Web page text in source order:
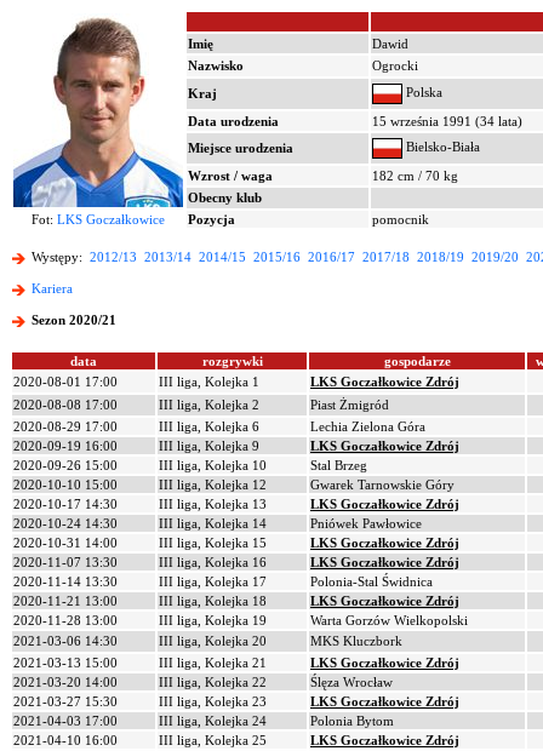
Imię
Dawid
Nazwisko
Ogrocki
Kraj
Polska
Data urodzenia
15 września 1991 (34 lata)
Miejsce urodzenia
Bielsko-Biała
Wzrost / waga
182 cm / 70 kg
Obecny klub
Fot: LKS Goczałkowice Pozycja pomocnik
Występy: 2012/13 2013/14 2014/15 2015/16 2016/17 2017/18 2018/19 2019/20
Kariera
Sezon 2020/21
data rozgrywki gospodarze
2020-08-01 17:00
III liga, Kolejka 1
LKS Goczałkowice Zdrój
2020-08-08 17:00
III liga, Kolejka 2
Piast Żmigród
2020-08-29 17:00
III liga, Kolejka 6
Lechia Zielona Góra
2020-09-19 16:00
III liga, Kolejka 9
LKS Goczałkowice Zdrój
2020-09-26 15:00
III liga, Kolejka 10
Stal Brzeg
2020-10-10 15:00
III liga, Kolejka 12
Gwarek Tarnowskie Góry
2020-10-17 14:30
III liga, Kolejka 13
LKS Goczałkowice Zdrój
2020-10-24 14:30
III liga, Kolejka 14
Pniówek Pawłowice
2020-10-31 14:00
III liga, Kolejka 15
LKS Goczałkowice Zdrój
2020-11-07 13:30
III liga, Kolejka 16
LKS Goczałkowice Zdrój
2020-11-14 13:30
III liga, Kolejka 17
Polonia-Stal Świdnica
2020-11-21 13:00
III liga, Kolejka 18
LKS Goczałkowice Zdrój
2020-11-28 13:00
III liga, Kolejka 19
Warta Gorzów Wielkopolski
2021-03-06 14:30
III liga, Kolejka 20
MKS Kluczbork
2021-03-13 15:00
III liga, Kolejka 21
LKS Goczałkowice Zdrój
2021-03-20 14:00
III liga, Kolejka 22
Ślęza Wrocław
2021-03-27 15:30
III liga, Kolejka 23
LKS Goczałkowice Zdrój
2021-04-03 17:00
III liga, Kolejka 24
Polonia Bytom
2021-04-10 16:00
III liga, Kolejka 25
LKS Goczałkowice Zdrój